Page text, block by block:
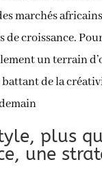
marchés
croissance.
un terrain
battant de la
plus
une